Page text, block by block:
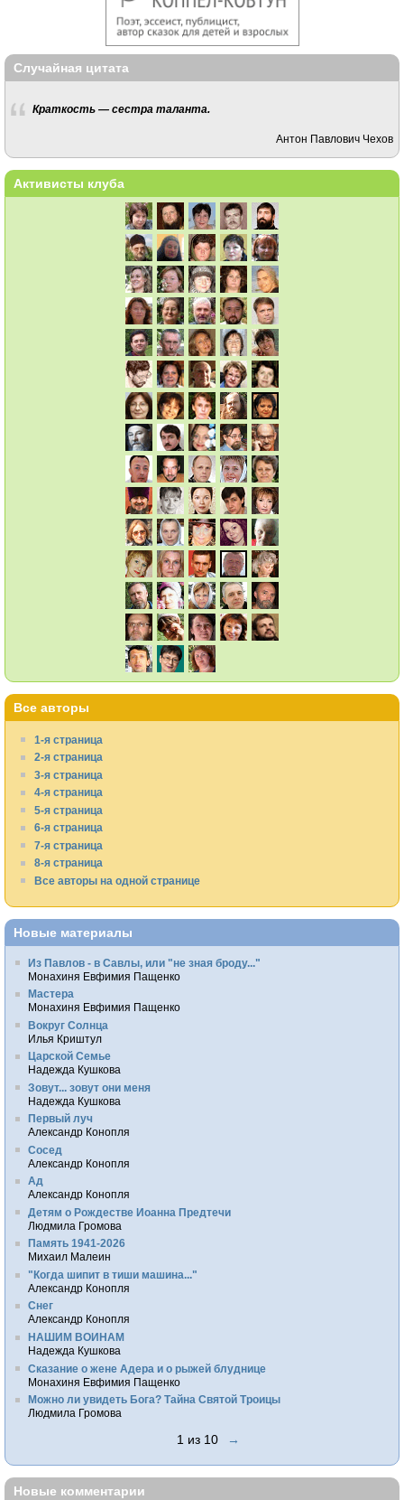
Случайная цитата
Краткость — сестра таланта.
Антон Павлович Чехов
Активисты клуба
Все авторы
1-я страница
2-я страница
3-я страница
4-я страница
5-я страница
6-я страница
7-я страница
8-я страница
Все авторы на одной странице
Новые материалы
Из Павлов - в Савлы, или "не зная броду..."
Монахиня Евфимия Пащенко
Мастера
Монахиня Евфимия Пащенко
Вокруг Солнца
Илья Криштул
Царской Семье
Надежда Кушкова
Зовут... зовут они меня
Надежда Кушкова
Первый луч
Александр Конопля
Сосед
Александр Конопля
Ад
Александр Конопля
Детям о Рождестве Иоанна Предтечи
Людмила Громова
Память 1941-2026
Михаил Малеин
"Когда шипит в тиши машина..."
Александр Конопля
Снег
Александр Конопля
НАШИМ ВОИНАМ
Надежда Кушкова
Сказание о жене Адера и о рыжей блуднице
Монахиня Евфимия Пащенко
Можно ли увидеть Бога? Тайна Святой Троицы
Людмила Громова
1 из 10 →
Новые комментарии